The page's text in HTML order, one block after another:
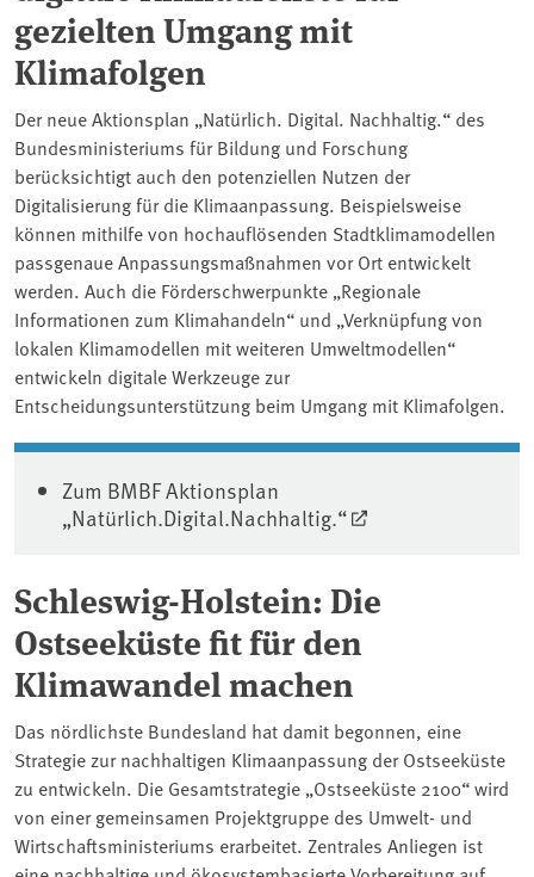
gezielten Umgang mit
Klimafolgen
Der neue Aktionsplan „Natürlich. Digital. Nachhaltig.“ des
Bundesministeriums für Bildung und Forschung
berücksichtigt auch den potenziellen Nutzen der
Digitalisierung für die Klimaanpassung. Beispielsweise
können mithilfe von hochauflösenden Stadtklimamodellen
passgenaue Anpassungsmaßnahmen vor Ort entwickelt
werden. Auch die Förderschwerpunkte „Regionale
Informationen zum Klimahandeln“ und „Verknüpfung von
lokalen Klimamodellen mit weiteren Umweltmodellen“
entwickeln digitale Werkzeuge zur
Entscheidungsunterstützung beim Umgang mit Klimafolgen.
Zum BMBF Aktionsplan
„Natürlich.Digital.Nachhaltig.“
Schleswig-Holstein: Die
Ostseeküste fit für den
Klimawandel machen
Das nördlichste Bundesland hat damit begonnen, eine
Strategie zur nachhaltigen Klimaanpassung der Ostseeküste
zu entwickeln. Die Gesamtstrategie „Ostseeküste 2100“ wird
von einer gemeinsamen Projektgruppe des Umwelt- und
Wirtschaftsministeriums erarbeitet. Zentrales Anliegen ist